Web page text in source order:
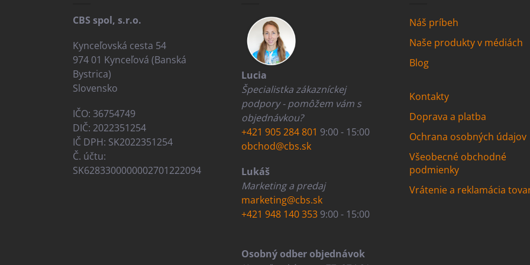
CBS spol, s.r.o.
Kynceľovská cesta 54
974 01 Kynceľová (Banská
Bystrica)
Slovensko
IČO: 36754749
DIČ: 2022351254
IČ DPH: SK2022351254
Č. účtu:
SK6283300000002701222094
Lucia
Špecialistka zákazníckej
podpory - pomôžem vám s
objednávkou?
+421 905 284 801 9:00 - 15:00
obchod@cbs.sk
Lukáš
Marketing a predaj
marketing@cbs.sk
+421 948 140 3539:00 - 15:00
Osobný odber objednávok
Náš príbeh
Naše produkty v médiách
Blog
Kontakty
Doprava a platba
Ochrana osobných údajov
Všeobecné obchodné
podmienky
Vrátenie a reklamácia